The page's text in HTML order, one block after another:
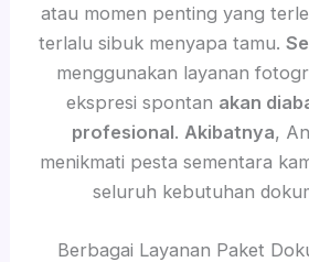
atau momen penting yang
terlalu sibuk menyapa tamu.
menggunakan layanan
ekspresi spontan akan
profesional. Akibatnya,
menikmati pesta sementara
seluruh kebutuhan
Berbagai Layanan Paket